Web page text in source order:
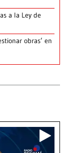
a la Ley de
obras’ en